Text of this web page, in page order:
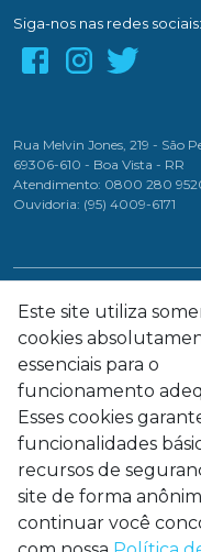
Este site utiliza
cookies
essenciais para o
funcionamento
Esses cookies
funcionalidades
recursos de
site de forma
continuar você
Siga-nos nas redes sociais:
Rua Melvin Jones, 219 - São
69306-610 - Boa Vista - RR
Atendimento: 0800 280
Ouvidoria: (95) 4009-6171
Companhia de Águas e